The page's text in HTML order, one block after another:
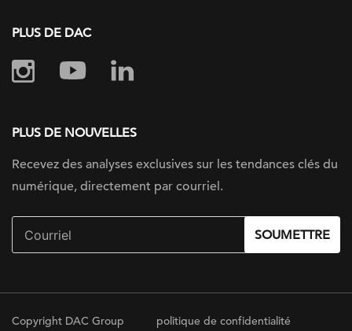
PLUS DE DAC
PLUS DE NOUVELLES
Recevez des analyses exclusives sur les tendances clés du
numérique, directement par courriel.
SOUMETTRE
Copyright DAC Group politique de confidentialité